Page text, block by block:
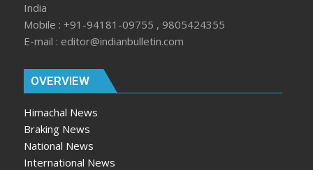
India
Mobile : +91-94181-09755 , 9805424355
E-mail : editor@indianbulletin.com
OVERVIEW
Himachal News
Braking News
National News
International News